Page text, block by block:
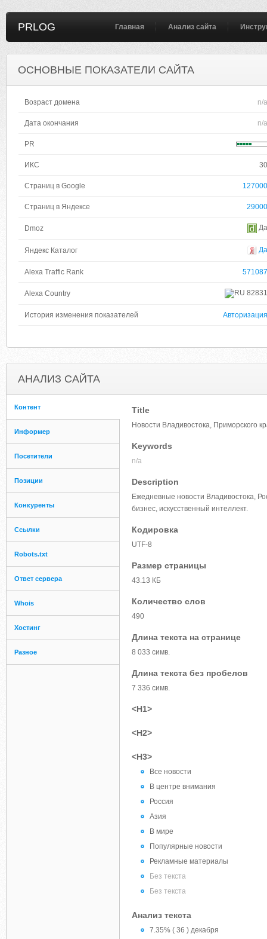
PRLOG Главная Анализ сайта
ОСНОВНЫЕ ПОКАЗАТЕЛИ САЙТА
Возраст домена n/a
Дата окончания n/a
PR
ИКС 30
Страниц в Google 127000
Страниц в Яндексе 29000
Dmoz Да
Яндекс Каталог Да
Alexa Traffic Rank 571087
Alexa Country 82831
История изменения показателей Авторизация
АНАЛИЗ САЙТА
Контент
Информер
Посетители
Позиции
Конкуренты
Ссылки
Robots.txt
Ответ сервера
Whois
Хостинг
Разное
Title
Новости Владивостока, Приморского
Keywords
n/a
Description
Ежедневные новости Владивостока,
бизнес, искусственный интеллект.
Кодировка
UTF-8
Размер страницы
43.13 КБ
Количество слов
490
Длина текста на странице
8 033 симв.
Длина текста без пробелов
7 336 симв.
<H1>
<H2>
<H3>
Все новости
В центре внимания
Россия
Азия
В мире
Популярные новости
Рекламные материалы
Без текста
Без текста
Анализ текста
7.35% ( 36 ) декабря